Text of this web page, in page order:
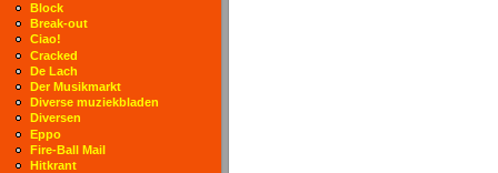
Block
Break-out
Ciao!
Cracked
De Lach
Der Musikmarkt
Diverse muziekbladen
Diversen
Eppo
Fire-Ball Mail
Hitkrant